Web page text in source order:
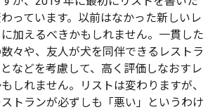
っています。以前はなかった新しいレ
加えるべきかもしれません。一貫した
々や、友人が犬を同伴できるレストラ
などを考慮して、高く評価しなおすレ
しれません。リストは変わりますが、
トランが必ずしも「悪い」というわけ